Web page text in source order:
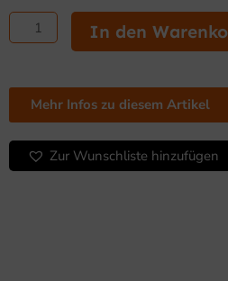
war:
2.010,00 €
ist:
Fritteuse
L
10
dreiphasig
9
kW
In den
Mehr Infos zu diesem Artikel
Zur Wunschliste hinzufügen